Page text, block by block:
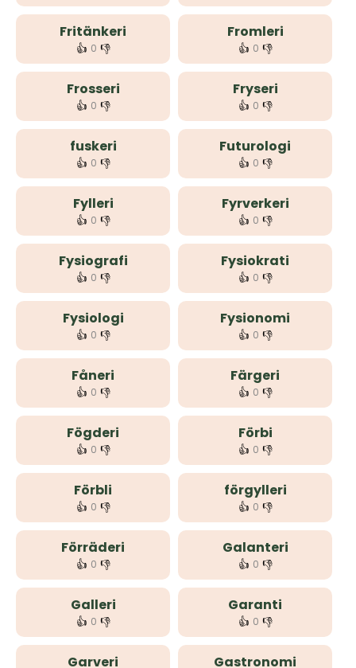
Fritänkeri
👍 0 👎
Fromleri
👍 0 👎
Frosseri
👍 0 👎
Fryseri
👍 0 👎
fuskeri
👍 0 👎
Futurologi
👍 0 👎
Fylleri
👍 0 👎
Fyrverkeri
👍 0 👎
Fysiografi
👍 0 👎
Fysiokrati
👍 0 👎
Fysiologi
👍 0 👎
Fysionomi
👍 0 👎
Fåneri
👍 0 👎
Färgeri
👍 0 👎
Fögderi
👍 0 👎
Förbi
👍 0 👎
Förbli
👍 0 👎
förgylleri
👍 0 👎
Förräderi
👍 0 👎
Galanteri
👍 0 👎
Galleri
👍 0 👎
Garanti
👍 0 👎
Garveri Gastronomi